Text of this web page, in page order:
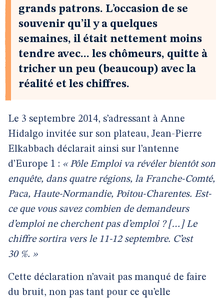
grands patrons. L’occasion de se
souvenir qu’il y a quelques
semaines, il était nettement moins
tendre avec... les chômeurs, quitte à
tricher un peu (beaucoup) avec la
réalité et les chiffres.
Le 3 septembre 2014, s’adressant à Anne
Hidalgo invitée sur son plateau, Jean-Pierre
Elkabbach déclarait ainsi sur l’antenne
d’Europe 1 : « Pôle Emploi va révéler bientôt son
enquête, dans quatre régions, la Franche-Comté,
Paca, Haute-Normandie, Poitou-Charentes. Est-
ce que vous savez combien de demandeurs
d’emploi ne cherchent pas d’emploi ? […] Le
chiffre sortira vers le 11-12 septembre. C’est
30 %. »
Cette déclaration n’avait pas manqué de faire
du bruit, non pas tant pour ce qu’elle